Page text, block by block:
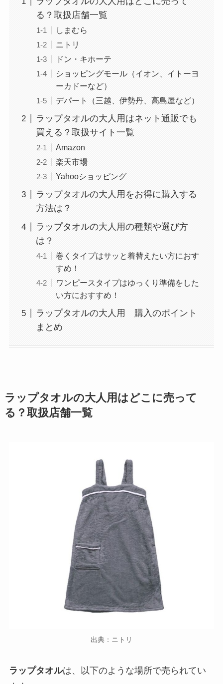
る？取扱店舗一覧
しまむら
ニトリ
ドン・キホーテ
ショッピングモール（イオン、イトーヨ
ーカドーなど）
デパート（三越、伊勢丹、高島屋など）
ラップタオルの大人用はネット通販でも
買える？取扱サイト一覧
Amazon
楽天市場
Yahooショッピング
ラップタオルの大人用をお得に購入する
方法は？
ラップタオルの大人用の種類や選び方
は？
巻くタイプはサッと着替えたい方におす
すめ！
ワンピースタイプはゆっくり準備をした
い方におすすめ！
ラップタオルの大人用 購入のポイント
まとめ
ラップタオルの大人用はどこに売って
る？取扱店舗一覧
出典：ニトリ
ラップタオルは、以下のような場所で売られてい